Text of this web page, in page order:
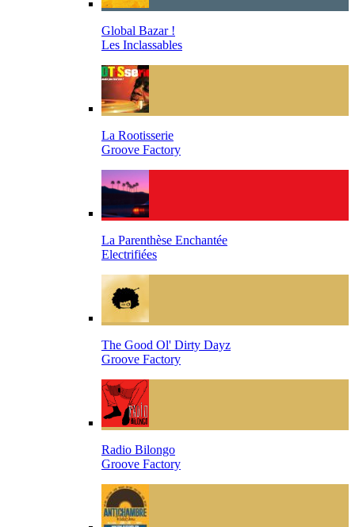
Global Bazar !
Les Inclassables
La Rootisserie
Groove Factory
La Parenthèse Enchantée
Electrifiées
The Good Ol' Dirty Dayz
Groove Factory
Radio Bilongo
Groove Factory